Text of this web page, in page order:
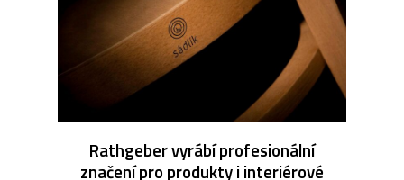
Rathgeber vyrábí profesionální
značení pro produkty i interiérové